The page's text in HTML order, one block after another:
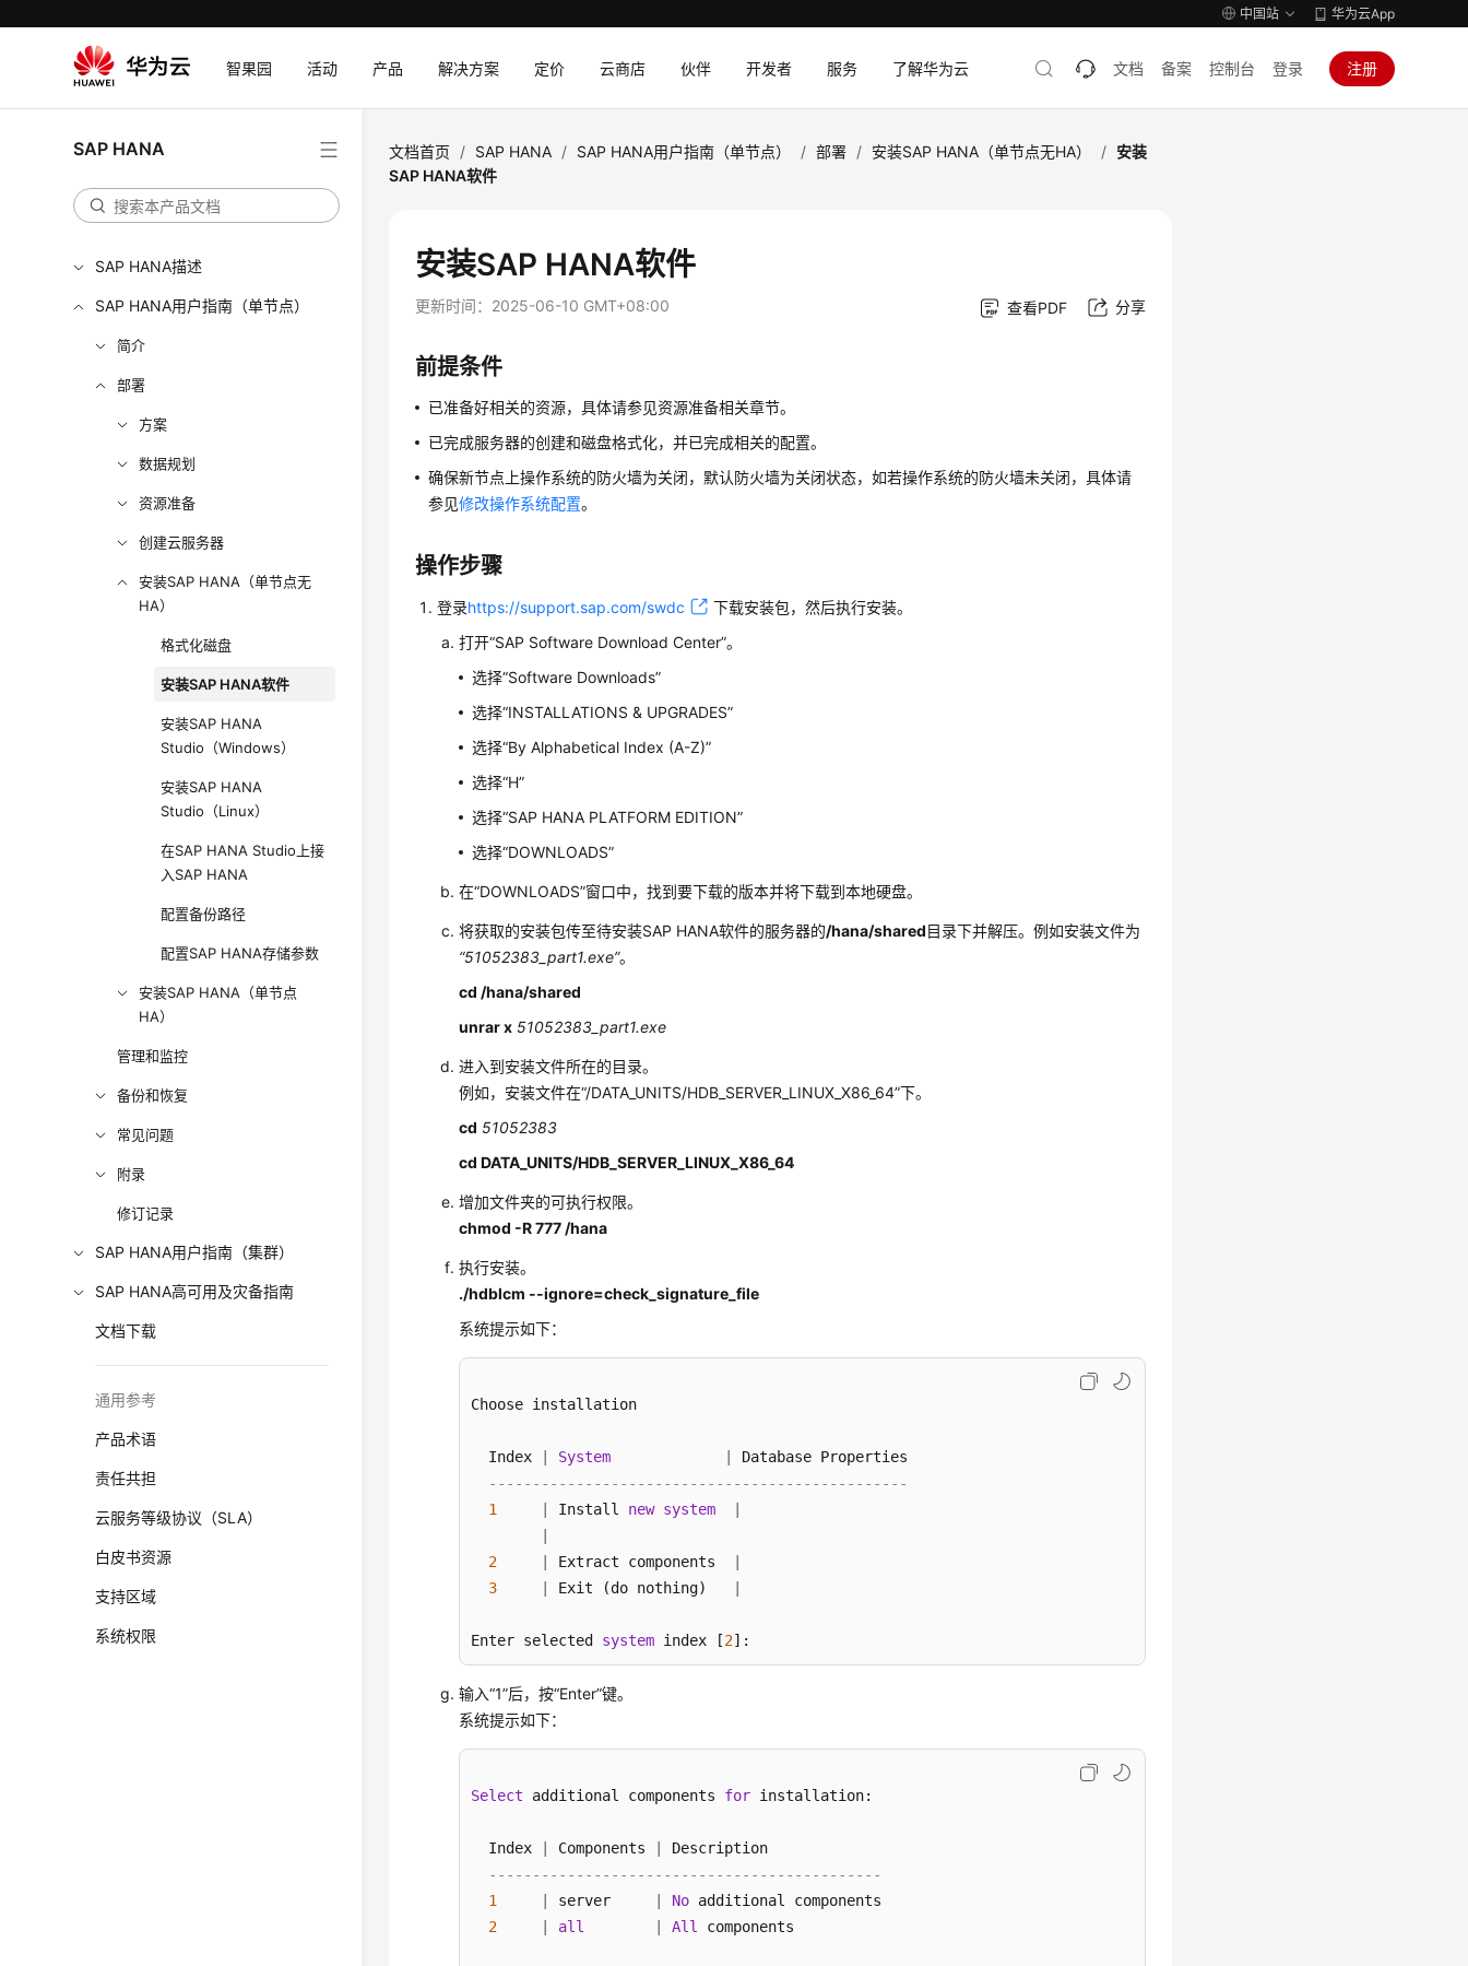
中国站 华为云App
智果园 活动 产品 解决方案 定价 云商店 伙伴 开发者 服务 了解华为云 文档 备案 控制台 登录 注册
SAP HANA
SAP HANA描述
SAP HANA用户指南（单节点）
简介
部署
方案
数据规划
资源准备
创建云服务器
安装SAP HANA（单节点无
HA）
格式化磁盘
安装SAP HANA软件
安装SAP HANA
Studio（Windows）
安装SAP HANA
Studio（Linux）
在SAP HANA Studio上接
入SAP HANA
配置备份路径
配置SAP HANA存储参数
安装SAP HANA（单节点
HA）
管理和监控
备份和恢复
常见问题
附录
修订记录
SAP HANA用户指南（集群）
SAP HANA高可用及灾备指南
文档下载
通用参考
产品术语
责任共担
云服务等级协议（SLA）
白皮书资源
支持区域
系统权限
文档首页 / SAP HANA / SAP HANA用户指南（单节点） / 部署 / 安装SAP HANA（单节点无HA） / 安装
SAP HANA软件
安装SAP HANA软件
更新时间： 2025-06-10 GMT+08:00 查看PDF 分享
前提条件
已准备好相关的资源，具体请参见资源准备相关章节。
已完成服务器的创建和磁盘格式化，并已完成相关的配置。
确保新节点上操作系统的防火墙为关闭，默认防火墙为关闭状态，如若操作系统的防火墙未关闭，具体请
参见修改操作系统配置。
操作步骤
登录https://support.sap.com/swdc
下载安装包，然后执行安装。
打开“SAP Software Download Center”。
选择“Software Downloads”
选择“INSTALLATIONS & UPGRADES”
选择“By Alphabetical Index (A-Z)”
选择“H”
选择“SAP HANA PLATFORM EDITION”
选择“DOWNLOADS”
在“DOWNLOADS”窗口中，找到要下载的版本并将下载到本地硬盘。
将获取的安装包传至待安装SAP HANA软件的服务器的/hana/shared目录下并解压。例如安装文件为
“51052383_part1.exe”。
cd /hana/shared
unrar x 51052383_part1.exe
进入到安装文件所在的目录。
例如，安装文件在“/DATA_UNITS/HDB_SERVER_LINUX_X86_64”下。
cd 51052383
cd DATA_UNITS/HDB_SERVER_LINUX_X86_64
增加文件夹的可执行权限。
chmod -R 777 /hana
执行安装。
./hdblcm --ignore=check_signature_file
系统提示如下：
Choose installation
  Index
System
Database Properties
------------------------------------------------
1
Install new system
2
Extract components
3
Exit (do nothing)
Enter selected system index [2]:
输入“1”后，按“Enter”键。
系统提示如下：
Select additional components for installation:
  Index
Components
Description
---------------------------------------------
1
server No additional components
2
all All components